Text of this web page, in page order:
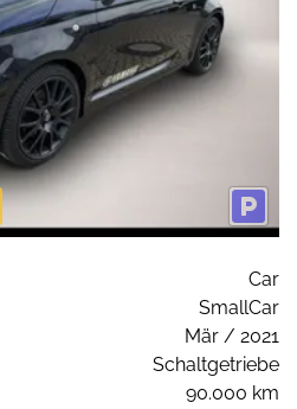
Car
SmallCar
Mär / 2021
Schaltgetriebe
90.000 km